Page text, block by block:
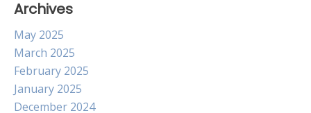
Archives
May 2025
March 2025
February 2025
January 2025
December 2024